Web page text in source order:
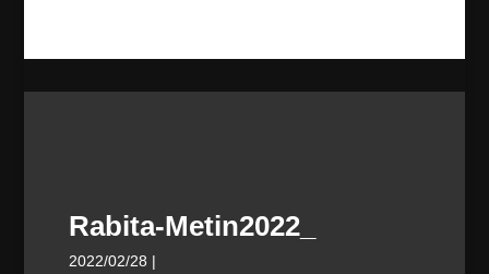
Rabita-Metin2022_
2022/02/28 |